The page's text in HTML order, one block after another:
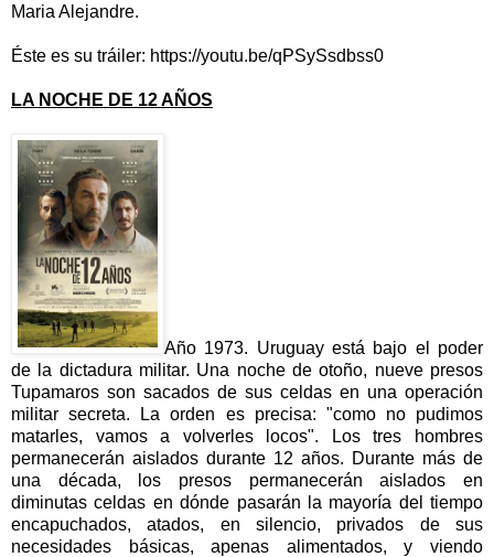
Maria Alejandre.
Éste es su tráiler: https://youtu.be/qPSySsdbss0
LA NOCHE DE 12 AÑOS
Año 1973. Uruguay está bajo el poder
de la dictadura militar. Una noche de otoño, nueve presos
Tupamaros son sacados de sus celdas en una operación
militar secreta. La orden es precisa: "como no pudimos
matarles, vamos a volverles locos". Los tres hombres
permanecerán aislados durante 12 años. Durante más de
una década, los presos permanecerán aislados en
diminutas celdas en dónde pasarán la mayoría del tiempo
encapuchados, atados, en silencio, privados de sus
necesidades básicas, apenas alimentados, y viendo